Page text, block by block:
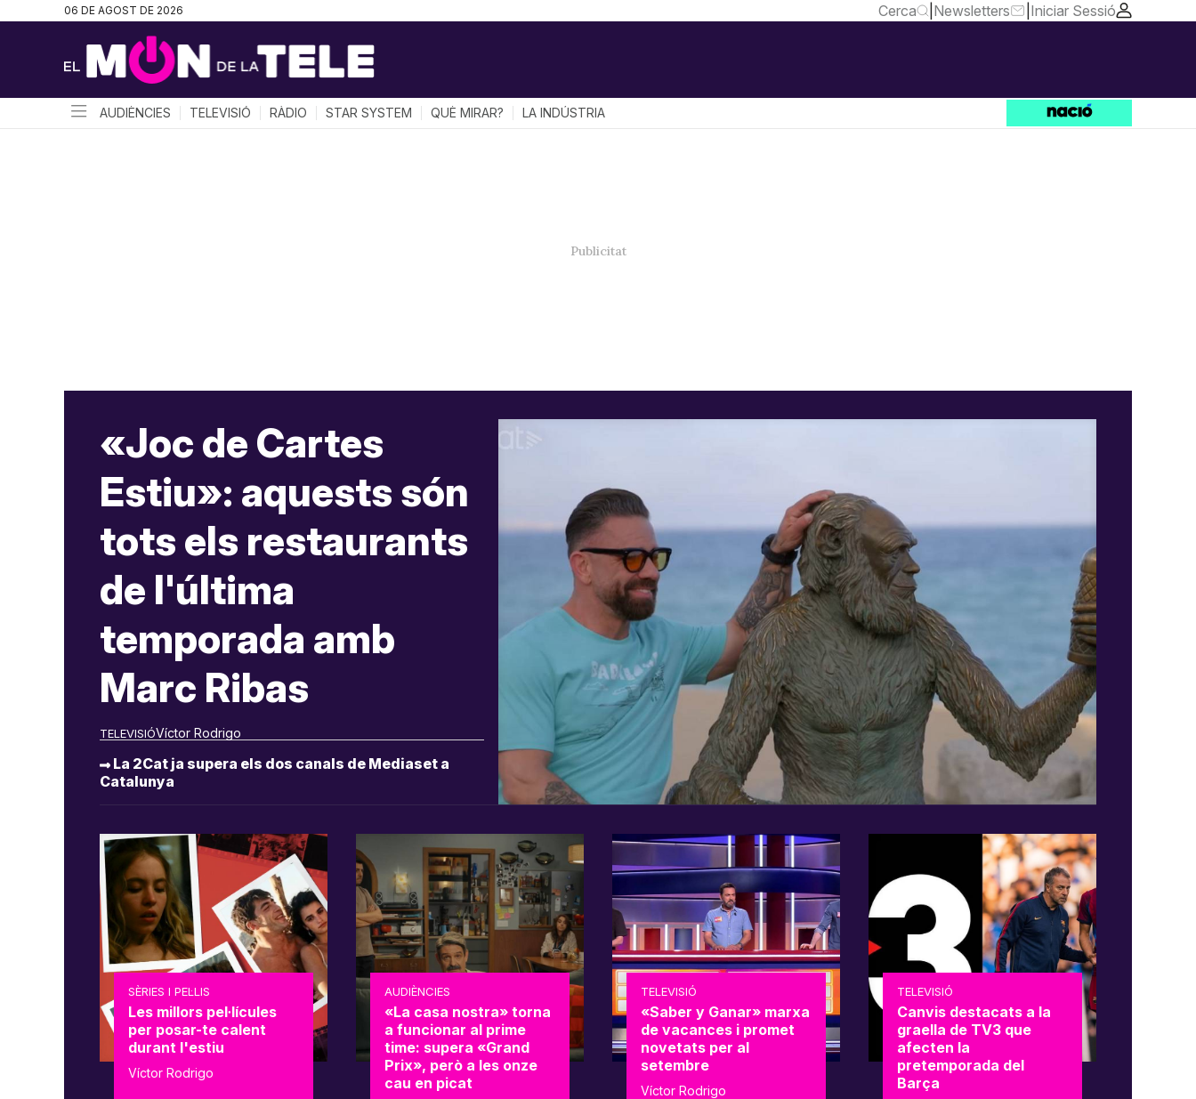
06 DE AGOST DE 2026 Cerca Newsletters Iniciar Sessió
AUDIÈNCIES TELEVISIÓ RÀDIO STAR SYSTEM QUÈ MIRAR? LA INDÚSTRIA
TELEVISIÓ
«Joc de Cartes
Estiu»: aquests són
tots els restaurants
de l'última
temporada amb
Marc Ribas
Víctor Rodrigo
La 2Cat ja supera els dos canals de Mediaset a
Catalunya
SÈRIES I PEL·LIS
Les millors pel·lícules
per posar-te calent
durant l'estiu
Víctor Rodrigo
AUDIÈNCIES
«La casa nostra» torna
a funcionar al prime
time: supera «Grand
Prix», però a les onze
cau en picat
TELEVISIÓ
«Saber y Ganar» marxa
de vacances i promet
novetats per al
setembre
Víctor Rodrigo
TELEVISIÓ
Canvis destacats a la
graella de TV3 que
afecten la
pretemporada del
Barça